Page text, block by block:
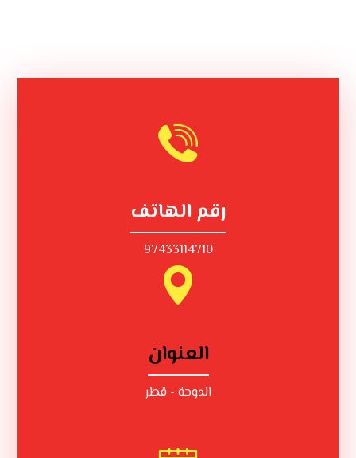
رقم الهاتف
97433114710
العنوان
الدوحة - قطر